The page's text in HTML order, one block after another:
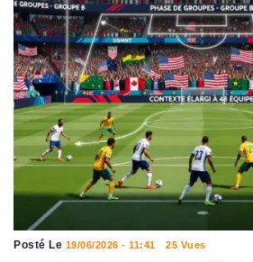
Posté Le 19/06/2026 - 11:41 25 Vues